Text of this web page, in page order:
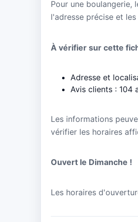
Pour une boulangerie,
l'adresse précise et
À vérifier sur cette
Adresse et
Avis clients : 104
Les informations
vérifier les horaires
Ouvert le Dimanche !
Les horaires